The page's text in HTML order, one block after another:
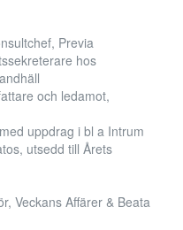
Previa
hos
och ledamot,
uppdrag i bl a Intrum
utsedd till Årets
Veckans Affärer & Beata